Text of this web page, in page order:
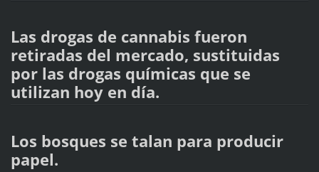
Las drogas de cannabis fueron
retiradas del mercado, sustituidas
por las drogas químicas que se
utilizan hoy en día.
Los bosques se talan para producir
papel.